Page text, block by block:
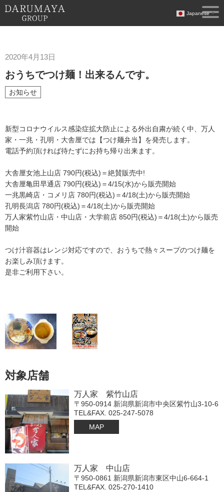
2020年4月13日
おうちでつけ麺！出来るんです。
お知らせ
新型コロナウイルス感染症拡大防止による外出自粛が続く中、万人
家・一兆・孔明・大舎厘では【つけ麺弁当】を発売します。
電話予約頂ければ待たずにお持ち帰り出来ます。
大舎厘女池上山店 790円(税込)＝絶賛販売中!
大舎厘亀田早通店 790円(税込)＝4/15(水)から販売開始
一兆黒崎店・コメリ店 780円(税込)＝4/18(土)から販売開始
孔明長潟店 780円(税込)＝4/18(土)から販売開始
万人家紫竹山店・中山店・大学前店 850円(税込)＝4/18(土)から販売
開始
つけ汁容器はレンジ対応ですので、おうちで熱々スープのつけ麺を
お楽しみ頂けます。
是非ご利用下さい。
対象店舗
万人家 紫竹山店
〒950-0914 新潟県新潟市中央区紫竹山3-10-6
TEL&FAX. 025-247-5078
MAP
万人家 中山店
〒950-0861 新潟県新潟市東区中山6-664-1
TEL&FAX. 025-270-1410
Japanese ▼